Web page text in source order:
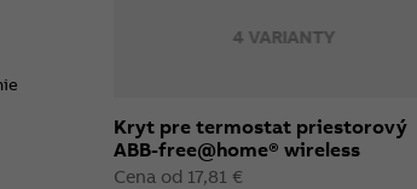
4 VARIANTY
Kryt pre termostat priestorový
ABB-free@home® wireless
Cena od 17,81 €